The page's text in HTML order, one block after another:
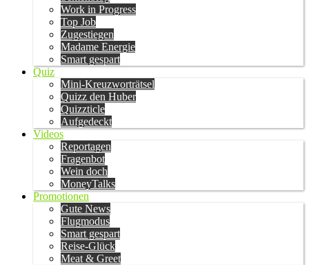
Work in Progress
Top Job
Zugestiegen
Madame Energie
Smart gespart
Quiz
Mini-Kreuzworträtsel
Quizz den Huber
Quizzticle
Aufgedeckt
Videos
Reportagen
Fragenbot
Wein doch
MoneyTalks
Promotionen
Gute News
Flugmodus
Smart gespart
Reise-Glück
Meat & Greet